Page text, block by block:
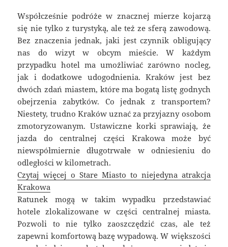
Współcześnie podróże w znacznej mierze kojarzą
się nie tylko z turystyką, ale też ze sferą zawodową.
Bez znaczenia jednak, jaki jest czynnik obligujący
nas do wizyt w obcym mieście. W każdym
przypadku hotel ma umożliwiać zarówno nocleg,
jak i dodatkowe udogodnienia. Kraków jest bez
dwóch zdań miastem, które ma bogatą listę godnych
obejrzenia zabytków. Co jednak z transportem?
Niestety, trudno Kraków uznać za przyjazny osobom
zmotoryzowanym. Ustawiczne korki sprawiają, że
jazda do centralnej części Krakowa może być
niewspółmiernie długotrwałe w odniesieniu do
odległości w kilometrach.
Czytaj więcej o Stare Miasto to niejedyna atrakcja
Krakowa
Ratunek mogą w takim wypadku przedstawiać
hotele zlokalizowane w części centralnej miasta.
Pozwoli to nie tylko zaoszczędzić czas, ale też
zapewni komfortową bazę wypadową. W większości